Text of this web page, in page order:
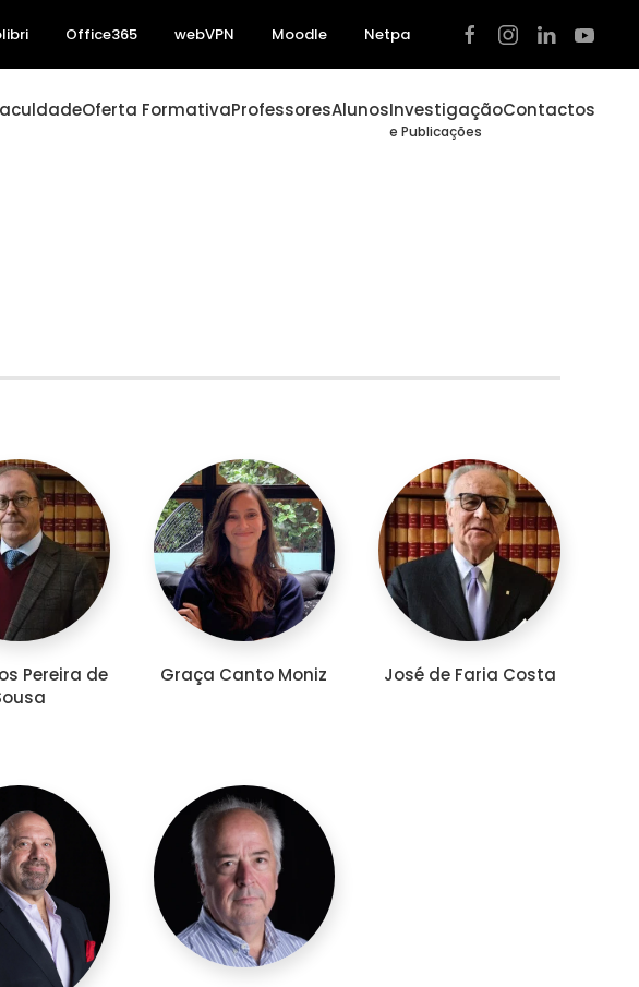
Office365 webVPN Moodle Netpa
Oferta FormativaProfessoresAlunosInvestigação
e Publicações
Contactos
Pereira de
Graça Canto Moniz José de Faria Costa